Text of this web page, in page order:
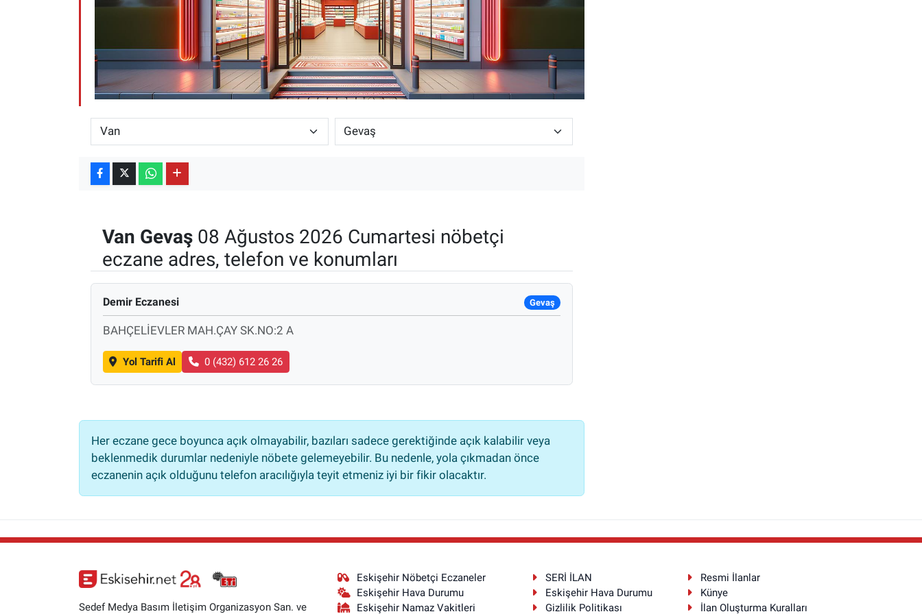
Van Gevaş08 Ağustos 2026 Cumartesi nöbetçi
eczane adres, telefon ve konumları
Demir Eczanesi Gevaş
BAHÇELİEVLER MAH.ÇAY SK.NO:2 A
Yol Tarifi Al 0 (432) 612 26 26
Her eczane gece boyunca açık olmayabilir, bazıları sadece gerektiğinde açık kalabilir veya
beklenmedik durumlar nedeniyle nöbete gelemeyebilir. Bu nedenle, yola çıkmadan önce
eczanenin açık olduğunu telefon aracılığıyla teyit etmeniz iyi bir fikir olacaktır.
Sedef Medya Basım İletişim Organizasyon San. ve
Eskişehir Nöbetçi Eczaneler
Eskişehir Hava Durumu
Eskişehir Namaz Vakitleri
SERİ İLAN
Resmi İlanlar
Eskişehir Hava Durumu
Künye
Gizlilik Politikası
İlan Oluşturma Kuralları
ESKİŞEHİR NÖBETÇİ ECZANELER
Eskişehir Haber İçerikleri
Eskişehir Hava Durumu
Eskişehir Tramvay Saatleri
Eskişehir Otobüs Saatleri